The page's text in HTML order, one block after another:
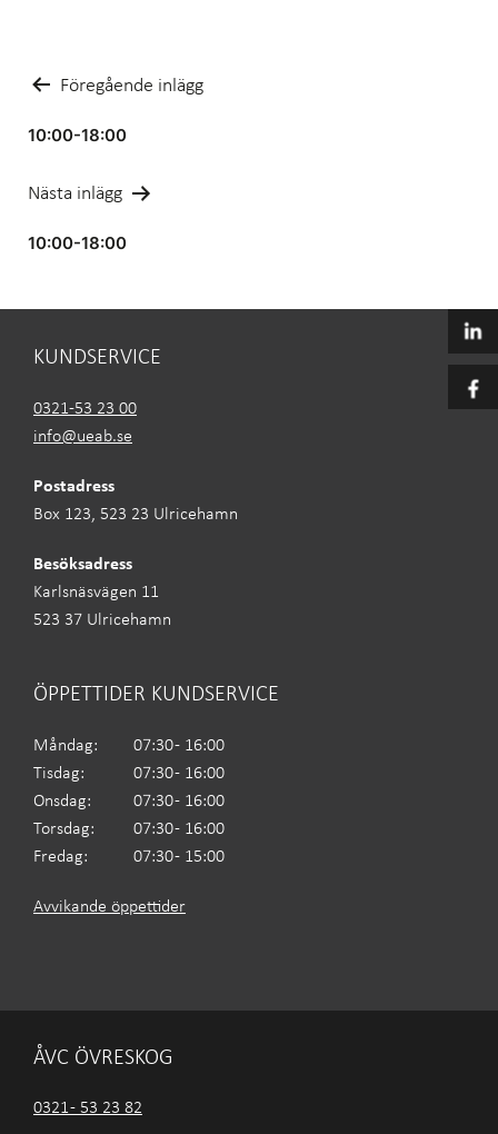
Inläggsnavigering
Föregående inlägg
10:00-18:00
Nästa inlägg
10:00-18:00
KUNDSERVICE
0321-53 23 00
info@ueab.se
Postadress
Box 123, 523 23 Ulricehamn
Besöksadress
Karlsnäsvägen 11
523 37 Ulricehamn
ÖPPETTIDER KUNDSERVICE
Måndag:
07:30 - 16:00
Tisdag:
07:30 - 16:00
Onsdag:
07:30 - 16:00
Torsdag:
07:30 - 16:00
Fredag:
07:30 - 15:00
Avvikande öppettider
ÅVC ÖVRESKOG
0321 - 53 23 82